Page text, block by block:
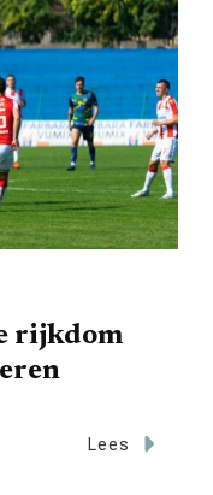
rijkdom
Lees